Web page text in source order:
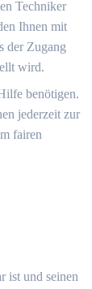
Techniker
Ihnen mit
der Zugang
wird.
benötigen.​
jederzeit zur
fairen
ist und seinen